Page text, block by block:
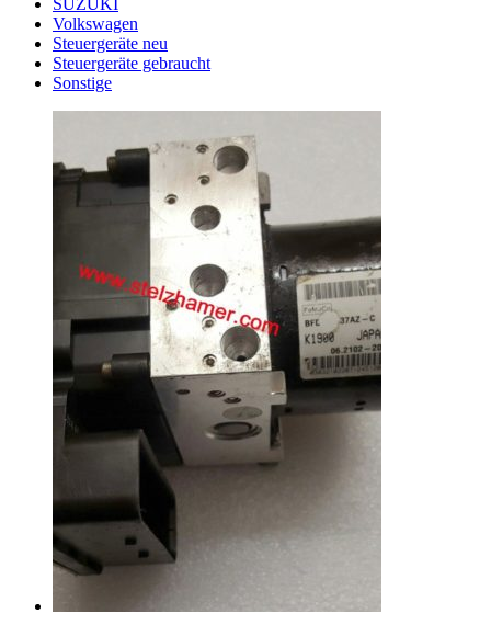
Volkswagen
Steuergeräte neu
Steuergeräte gebraucht
Sonstige